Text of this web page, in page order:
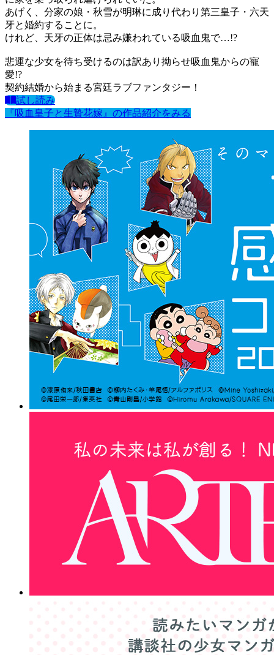
あげく、分家の娘・秋雪が明琳に成り代わり第三皇子・六天
牙と婚約することに。
けれど、天牙の正体は忌み嫌われている吸血鬼で…!?
悲運な少女を待ち受けるのは訳あり拗らせ吸血鬼からの寵
愛!?
契約結婚から始まる宮廷ラブファンタジー！
試し読み
『吸血皇子と生贄花嫁』の作品紹介をみる